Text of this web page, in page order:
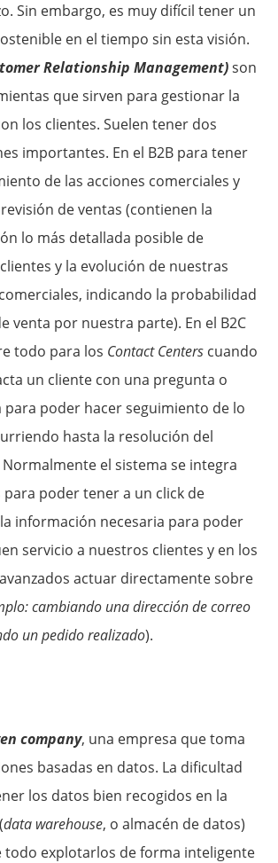
Sin embargo, es muy difícil tener un
en el tiempo sin esta visión.
Relationship Management)son
que sirven para gestionar la
los clientes. Suelen tener dos
importantes. En el B2B para tener
de las acciones comerciales y
de ventas (contienen la
lo más detallada posible de
y la evolución de nuestras
indicando la probabilidad
venta por nuestra parte). En el B2C
todo para los Contact Centers cuando
un cliente con una pregunta o
para poder hacer seguimiento de lo
hasta la resolución del
el sistema se integra
poder tener a un click de
información necesaria para poder
servicio a nuestros clientes y en los
actuar directamente sobre
cambiando una dirección de correo
un pedido realizado).
company, una empresa que toma
basadas en datos. La dificultad
los datos bien recogidos en la
data warehouse, o almacén de datos)
todo explotarlos de forma inteligente